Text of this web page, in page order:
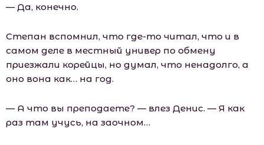
— Да, конечно.
Степан вспомнил, что где-то читал, что и в
самом деле в местный универ по обмену
приезжали корейцы, но думал, что ненадолго, а
оно вона как… на год.
— А что вы преподаете? — влез Денис. — Я как
раз там учусь, на заочном…